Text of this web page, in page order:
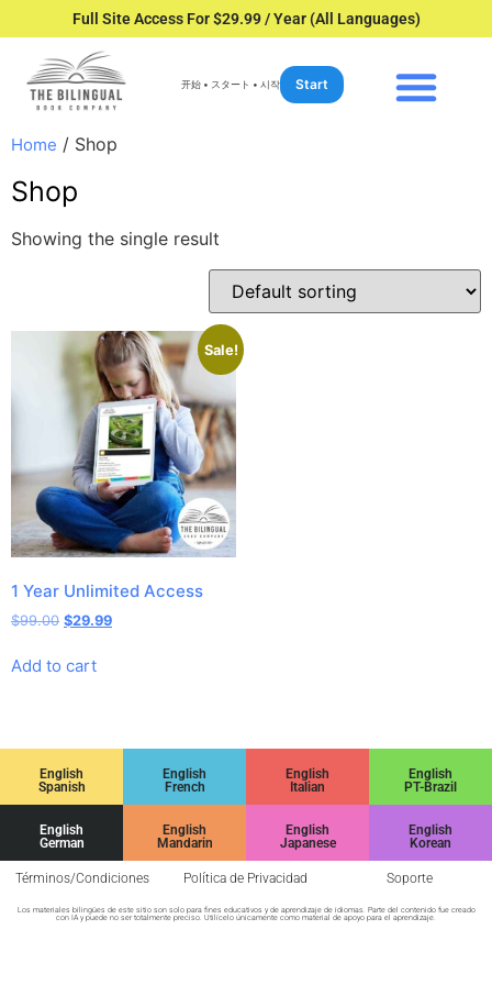
Full Site Access For $29.99 / Year (All Languages)
开始 • スタート • 시작 Start
Home / Shop
Shop
Showing the single result
Sale!
1 Year Unlimited Access
$99.00 $29.99
Add to cart
English
Spanish
English
French
English
Italian
English
PT-Brazil
English
German
English
Mandarin
English
Japanese
English
Korean
Términos/Condiciones Política de Privacidad Soporte
Los materiales bilingües de este sitio son solo para fines educativos y de aprendizaje de idiomas. Parte del contenido fue creado
con IA y puede no ser totalmente preciso. Utilícelo únicamente como material de apoyo para el aprendizaje.